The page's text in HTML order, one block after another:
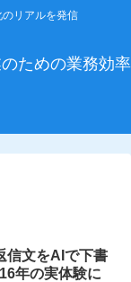
リアルを発信
ための業務効率
信文をAIで下書
年の実体験に